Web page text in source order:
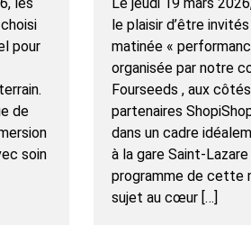
pour
de
soin
le plaisir d’être
matinée «
organisée par notre
Fourseeds , aux
partenaires
dans un cadre
à la gare Saint-Lazare
programme de cette
sujet au cœur […]